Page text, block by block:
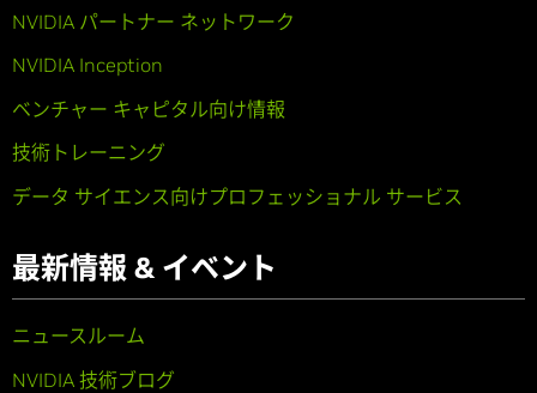
NVIDIA パートナー ネットワーク
NVIDIA Inception
ベンチャー キャピタル向け情報
技術トレーニング
データ サイエンス向けプロフェッショナル サービス
最新情報 & イベント
ニュースルーム
NVIDIA 技術ブログ